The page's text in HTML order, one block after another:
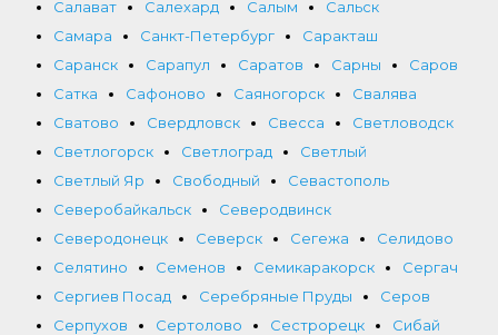
Салават
Салехард Салым
Сальск
Самара
Санкт-Петербург
Саракташ
Саранск
Сарапул Саратов Сарны
Саров
Сатка
Сафоново Саяногорск
Свалява
Сватово
Свердловск Свесса
Светловодск
Светлогорск
Светлоград
Светлый
Светлый Яр
Свободный
Севастополь
Северобайкальск
Северодвинск
Северодонецк
Северск Сегежа
Селидово
Селятино
Семенов Семикаракорск
Сергач
Сергиев Посад
Серебряные Пруды
Серов
Серпухов
Сертолово Сестрорецк
Сибай